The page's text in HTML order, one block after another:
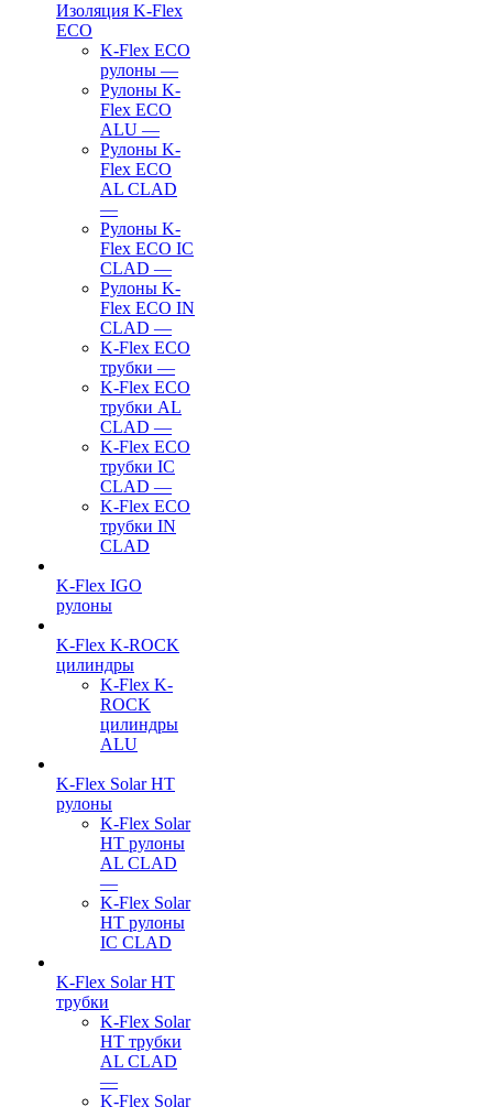
Изоляция K-Flex
ECO
K-Flex ECO
рулоны —
Рулоны K-
Flex ECO
ALU —
Рулоны K-
Flex ECO
AL CLAD
—
Рулоны K-
Flex ECO IC
CLAD —
Рулоны K-
Flex ECO IN
CLAD —
K-Flex ECO
трубки —
K-Flex ECO
трубки AL
CLAD —
K-Flex ECO
трубки IC
CLAD —
K-Flex ECO
трубки IN
CLAD
K-Flex IGO
рулоны
K-Flex K-ROCK
цилиндры
K-Flex K-
ROCK
цилиндры
ALU
K-Flex Solar HT
рулоны
K-Flex Solar
HT рулоны
AL CLAD
—
K-Flex Solar
HT рулоны
IC CLAD
K-Flex Solar HT
трубки
K-Flex Solar
HT трубки
AL CLAD
—
K-Flex Solar